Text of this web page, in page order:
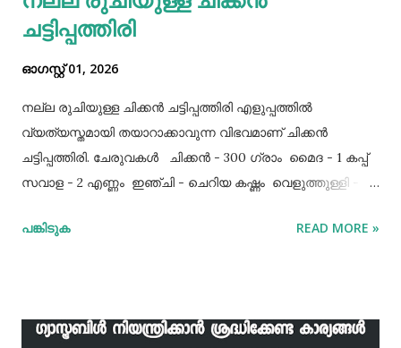
ചട്ടിപ്പത്തിരി
ഓഗസ്റ്റ് 01, 2026
നല്ല രുചിയുള്ള ചിക്കൻ ചട്ടിപ്പത്തിരി എളുപ്പത്തിൽ
വ്യത്യസ്തമായി തയാറാക്കാവുന്ന വിഭവമാണ് ചിക്കൻ
ചട്ടിപ്പത്തിരി. ചേരുവകൾ ചിക്കൻ - 300 ഗ്രാം മൈദ - 1 കപ്പ്‌
സവാള - 2 എണ്ണം ഇഞ്ചി - ചെറിയ കഷ്ണം വെളുത്തുള്ളി - 5
വിധം ചിക്കൻ കുറച്ച് ഉപ്പും കുരുമുളകുപൊടിയും
ഇഞ്ചി വെളുത്തുള്ളി, സവാള എന്നിവ ചേർത്ത് വഴറ്റാം.
പങ്കിടുക READ MORE »